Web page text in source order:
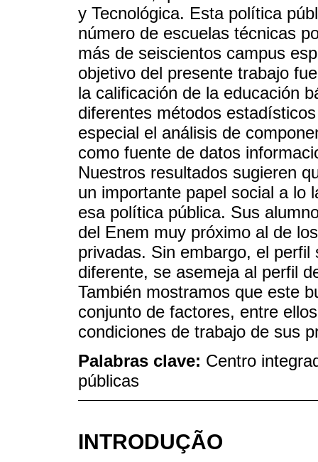
y Tecnológica. Esta política
número de escuelas técnicas
más de seiscientos campus
objetivo del presente trabajo
la calificación de la educación
diferentes métodos
especial el análisis de
como fuente de datos
Nuestros resultados sugieren
un importante papel social a lo
esa política pública. Sus
del Enem muy próximo al de
privadas. Sin embargo, el
diferente, se asemeja al perfil
También mostramos que este
conjunto de factores, entre
condiciones de trabajo de sus
Palabras clave: Centro
públicas
INTRODUÇÃO